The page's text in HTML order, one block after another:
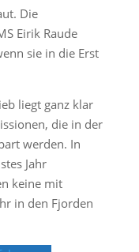
Die
Eirik Raude
sie in die Erst
liegt ganz klar
die in der
werden. In
Jahr
keine mit
in den Fjorden